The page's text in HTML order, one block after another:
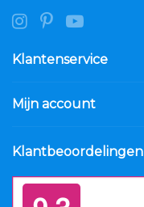
Klantenservice
Mijn account
Klantbeoordelingen